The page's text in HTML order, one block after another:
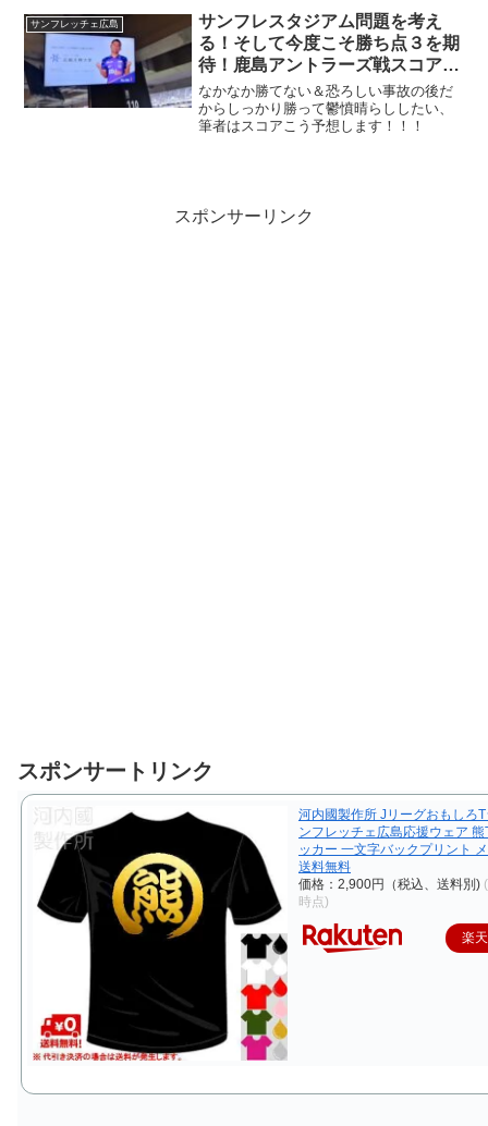
が振り払ったで～！
サンフレッチェ広島
サンフレスタジアム問題を考え
る！そして今度こそ勝ち点３を期
待！鹿島アントラーズ戦スコア予
想です！
なかなか勝てない＆恐ろしい事故の後だ
からしっかり勝って鬱憤晴らししたい、
筆者はスコアこう予想します！！！
スポンサーリンク
スポンサートリンク
河内國製作所 Jリーグおもしろ
ンフレッチェ広島応援ウェア
ッカー 一文字バックプリント
送料無料
価格：2,900円（税込、送料別)
時点)
楽